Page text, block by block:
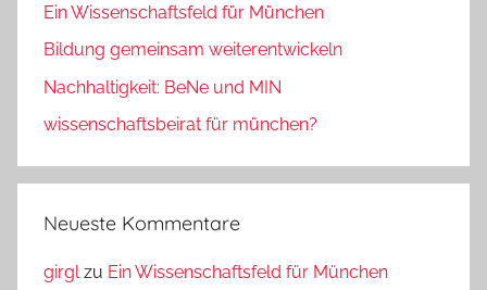
Ein Wissenschaftsfeld für München
Bildung gemeinsam weiterentwickeln
Nachhaltigkeit: BeNe und MIN
wissenschaftsbeirat für münchen?
Neueste Kommentare
girglzu Ein Wissenschaftsfeld für München